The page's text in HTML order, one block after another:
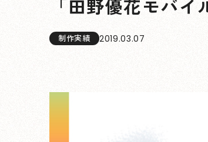
「田野優花モバ
制作実績 2019.03.07